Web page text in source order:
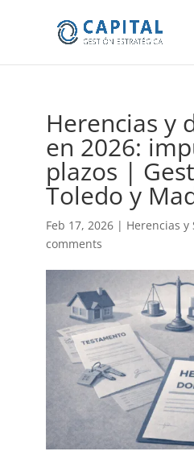
Herencias y
en 2026:
plazos |
Toledo y
Feb 17, 2026| Herencias y
comments